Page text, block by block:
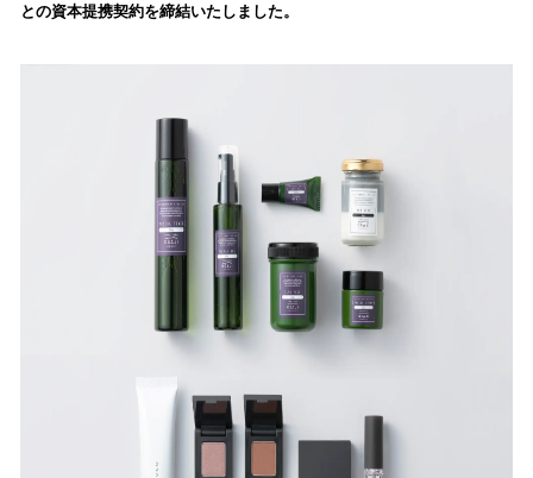
で
との資本提携契約を締結いたしました。